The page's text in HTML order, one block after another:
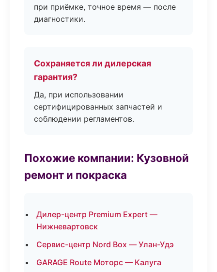
при приёмке, точное время — после
диагностики.
Сохраняется ли дилерская
гарантия?
Да, при использовании
сертифицированных запчастей и
соблюдении регламентов.
Похожие компании: Кузовной
ремонт и покраска
Дилер-центр Premium Expert —
Нижневартовск
Сервис-центр Nord Box — Улан-Удэ
GARAGE Route Моторс — Калуга